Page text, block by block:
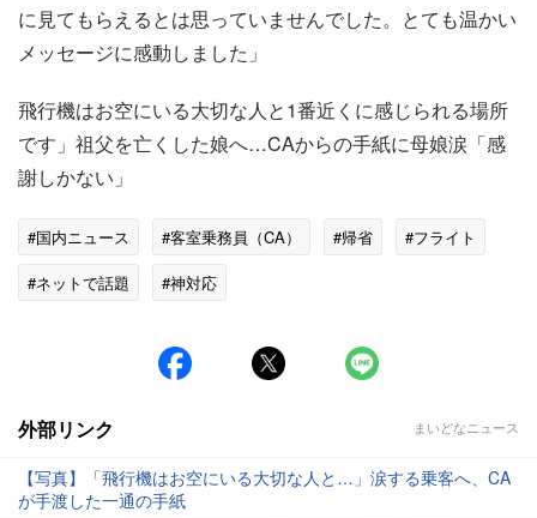
に見てもらえるとは思っていませんでした。とても温かい
メッセージに感動しました」
飛行機はお空にいる大切な人と1番近くに感じられる場所
です」祖父を亡くした娘へ…CAからの手紙に母娘涙「感
謝しかない」
#国内ニュース #客室乗務員（CA） #帰省
#フライト
#ネットで話題
#神対応
外部リンク まいどなニュース
【写真】「飛行機はお空にいる大切な人と…」涙する乗客へ、CA
が手渡した一通の手紙